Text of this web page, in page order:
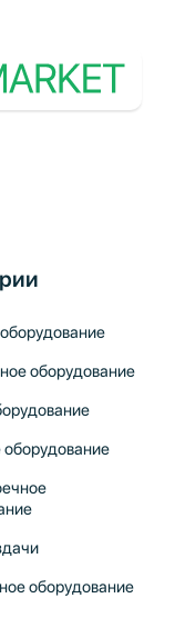
оборудование
оборудование